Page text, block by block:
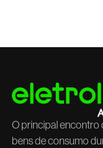
O principal encontro
bens de consumo